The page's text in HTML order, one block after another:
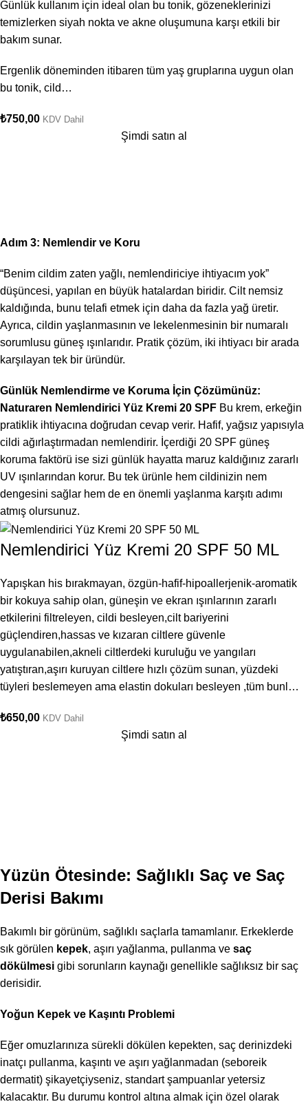
Günlük kullanım için ideal olan bu tonik, gözeneklerinizi
temizlerken siyah nokta ve akne oluşumuna karşı etkili bir
bakım sunar.
Ergenlik döneminden itibaren tüm yaş gruplarına uygun olan
bu tonik, cild…
₺750,00 KDV Dahil
Şimdi satın al
Adım 3: Nemlendir ve Koru
“Benim cildim zaten yağlı, nemlendiriciye ihtiyacım yok”
düşüncesi, yapılan en büyük hatalardan biridir. Cilt nemsiz
kaldığında, bunu telafi etmek için daha da fazla yağ üretir.
Ayrıca, cildin yaşlanmasının ve lekelenmesinin bir numaralı
sorumlusu güneş ışınlarıdır. Pratik çözüm, iki ihtiyacı bir arada
karşılayan tek bir üründür.
Günlük Nemlendirme ve Koruma İçin Çözümünüz:
Naturaren Nemlendirici Yüz Kremi 20 SPF Bu krem, erkeğin
pratiklik ihtiyacına doğrudan cevap verir. Hafif, yağsız yapısıyla
cildi ağırlaştırmadan nemlendirir. İçerdiği 20 SPF güneş
koruma faktörü ise sizi günlük hayatta maruz kaldığınız zararlı
UV ışınlarından korur. Bu tek ürünle hem cildinizin nem
dengesini sağlar hem de en önemli yaşlanma karşıtı adımı
atmış olursunuz.
Nemlendirici Yüz Kremi 20 SPF 50 ML
Yapışkan his bırakmayan, özgün-hafif-hipoallerjenik-aromatik
bir kokuya sahip olan, güneşin ve ekran ışınlarının zararlı
etkilerini filtreleyen, cildi besleyen,cilt bariyerini
güçlendiren,hassas ve kızaran ciltlere güvenle
uygulanabilen,akneli ciltlerdeki kuruluğu ve yangıları
yatıştıran,aşırı kuruyan ciltlere hızlı çözüm sunan, yüzdeki
tüyleri beslemeyen ama elastin dokuları besleyen ,tüm bunl…
₺650,00 KDV Dahil
Şimdi satın al
Yüzün Ötesinde: Sağlıklı Saç ve Saç
Derisi Bakımı
Bakımlı bir görünüm, sağlıklı saçlarla tamamlanır. Erkeklerde
sık görülen kepek, aşırı yağlanma, pullanma ve saç
dökülmesi gibi sorunların kaynağı genellikle sağlıksız bir saç
derisidir.
Yoğun Kepek ve Kaşıntı Problemi
Eğer omuzlarınıza sürekli dökülen kepekten, saç derinizdeki
inatçı pullanma, kaşıntı ve aşırı yağlanmadan (seboreik
dermatit) şikayetçiyseniz, standart şampuanlar yetersiz
kalacaktır. Bu durumu kontrol altına almak için özel olarak